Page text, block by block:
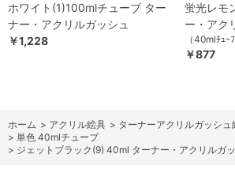
ホワイト(1)100mlチューブ ター
ナー・アクリルガッシュ
￥1,228
蛍光レモ
ー・アク
（40mlﾁｭｰﾌ
￥877
ホーム > アクリル絵具 > ターナーアクリルガッシュ
> 単色 40mlチューブ
> ジェットブラック(9) 40ml ターナー・アクリルガ